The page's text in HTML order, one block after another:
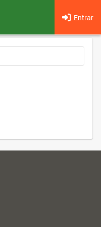
Entrar